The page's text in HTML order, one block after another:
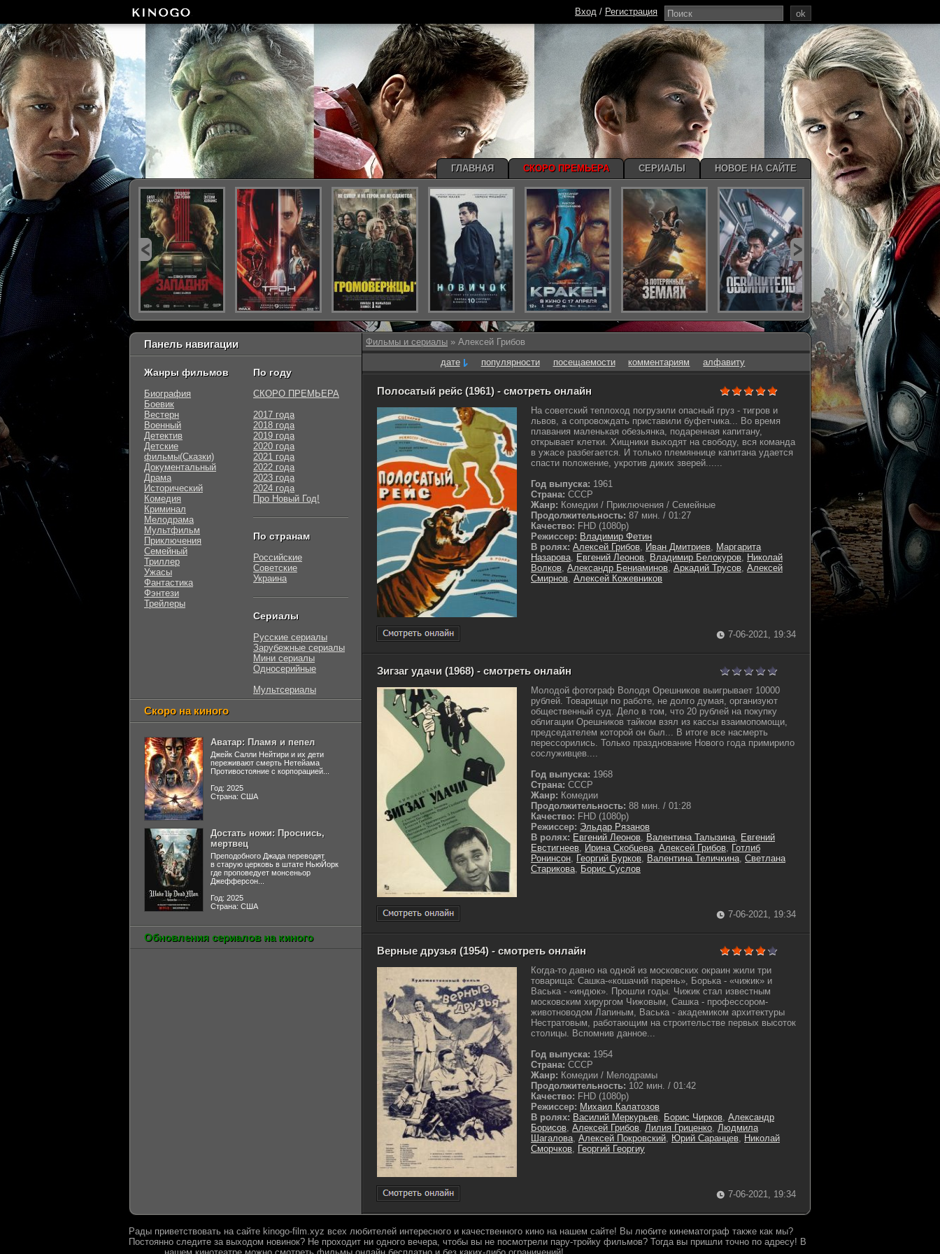
Фильмы и сериалы » Алексей Грибов
дате
популярности посещаемости комментариям алфавиту
Полосатый рейс (1961) - смотреть онлайн
На советский теплоход погрузили опасный груз - тигров и
львов, а сопровождать приставили буфетчика... Во время
плавания маленькая обезьянка, подаренная капитану,
открывает клетки. Хищники выходят на свободу, вся команда
в ужасе разбегается. И только племяннице капитана удается
спасти положение, укротив диких зверей......
Год выпуска: 1961
Страна: СССР
Жанр: Комедии / Приключения / Семейные
Продолжительность: 87 мин. / 01:27
Качество: FHD (1080p)
Режиссер: Владимир Фетин
В ролях: Алексей Грибов, Иван Дмитриев, Маргарита
Назарова, Евгений Леонов, Владимир Белокуров, Николай
Волков, Александр Бениаминов, Аркадий Трусов, Алексей
Смирнов, Алексей Кожевников
7-06-2021, 19:34
Зигзаг удачи (1968) - смотреть онлайн
Молодой фотограф Володя Орешников выигрывает 10000
рублей. Товарищи по работе, не долго думая, организуют
общественный суд. Дело в том, что 20 рублей на покупку
облигации Орешников тайком взял из кассы взаимопомощи,
председателем которой он был... В итоге все насмерть
перессорились. Только празднование Нового года примирило
сослуживцев....
Год выпуска: 1968
Страна: СССР
Жанр: Комедии
Продолжительность: 88 мин. / 01:28
Качество: FHD (1080p)
Режиссер: Эльдар Рязанов
В ролях: Евгений Леонов, Валентина Талызина, Евгений
Евстигнеев, Ирина Скобцева, Алексей Грибов, Готлиб
Ронинсон, Георгий Бурков, Валентина Теличкина, Светлана
Старикова, Борис Суслов
7-06-2021, 19:34
Верные друзья (1954) - смотреть онлайн
Когда-то давно на одной из московских окраин жили три
товарища: Сашка-«кошачий парень», Борька - «чижик» и
Васька - «индюк». Прошли годы. Чижик стал известным
московским хирургом Чижовым, Сашка - профессором-
животноводом Лапиным, Васька - академиком архитектуры
Нестратовым, работающим на строительстве первых высоток
столицы. Вспомнив данное...
Год выпуска: 1954
Страна: СССР
Жанр: Комедии / Мелодрамы
Продолжительность: 102 мин. / 01:42
Качество: FHD (1080p)
Режиссер: Михаил Калатозов
В ролях: Василий Меркурьев, Борис Чирков, Александр
Борисов, Алексей Грибов, Лилия Гриценко, Людмила
Шагалова, Алексей Покровский, Юрий Саранцев, Николай
Сморчков, Георгий Георгиу
7-06-2021, 19:34
Панель навигации
Жанры фильмов
Биография
Боевик
Вестерн
Военный
Детектив
Детские
фильмы(Сказки)
Документальный
Драма
Исторический
Комедия
Криминал
Мелодрама
Мультфильм
Приключения
Семейный
Триллер
Ужасы
Фантастика
Фэнтези
Трейлеры
По году
СКОРО ПРЕМЬЕРА
2017 года
2018 года
2019 года
2020 года
2021 года
2022 года
2023 года
2024 года
Про Новый Год!
По странам
Российские
Советские
Украина
Сериалы
Русские сериалы
Зарубежные сериалы
Мини сериалы
Односерийные
Мультсериалы
Скоро на киного
Аватар: Пламя и пепел
Джейк Салли Нейтири и их дети
переживают смерть Нетейама
Противостояние с корпорацией...
Год: 2025
Страна: США
Достать ножи: Проснись,
мертвец
Преподобного Джада переводят
в старую церковь в штате НьюЙорк
где проповедует монсеньор
Джефферсон...
Год: 2025
Страна: США
Обновления сериалов на киного
ok
Вход / Регистрация
ГЛАВНАЯ СКОРО ПРЕМЬЕРА СЕРИАЛЫ НОВОЕ НА САЙТЕ
Рады приветствовать на сайте kinogo-film.xyz всех любителей интересного и качественного кино на нашем сайте! Вы любите кинематограф также как мы?
Постоянно следите за выходом новинок? Не проходит ни одного вечера, чтобы вы не посмотрели пару-тройку фильмов? Тогда вы пришли точно по адресу! В